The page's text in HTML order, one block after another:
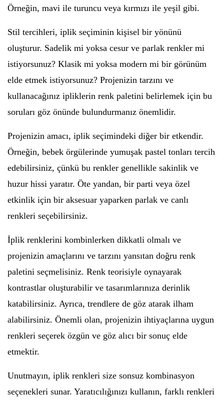
Örneğin, mavi ile turuncu veya kırmızı ile yeşil gibi.
Stil tercihleri, iplik seçiminin kişisel bir yönünü
oluşturur. Sadelik mi yoksa cesur ve parlak renkler mi
istiyorsunuz? Klasik mi yoksa modern mi bir görünüm
elde etmek istiyorsunuz? Projenizin tarzını ve
kullanacağınız ipliklerin renk paletini belirlemek için bu
soruları göz önünde bulundurmanız önemlidir.
Projenizin amacı, iplik seçimindeki diğer bir etkendir.
Örneğin, bebek örgülerinde yumuşak pastel tonları tercih
edebilirsiniz, çünkü bu renkler genellikle sakinlik ve
huzur hissi yaratır. Öte yandan, bir parti veya özel
etkinlik için bir aksesuar yaparken parlak ve canlı
renkleri seçebilirsiniz.
İplik renklerini kombinlerken dikkatli olmalı ve
projenizin amaçlarını ve tarzını yansıtan doğru renk
paletini seçmelisiniz. Renk teorisiyle oynayarak
kontrastlar oluşturabilir ve tasarımlarınıza derinlik
katabilirsiniz. Ayrıca, trendlere de göz atarak ilham
alabilirsiniz. Önemli olan, projenizin ihtiyaçlarına uygun
renkleri seçerek özgün ve göz alıcı bir sonuç elde
etmektir.
Unutmayın, iplik renkleri size sonsuz kombinasyon
seçenekleri sunar. Yaratıcılığınızı kullanın, farklı renkleri